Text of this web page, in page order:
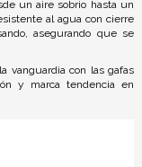
un aire sobrio hasta un
al agua con cierre
asegurando que se
vanguardia con las gafas
y marca tendencia en